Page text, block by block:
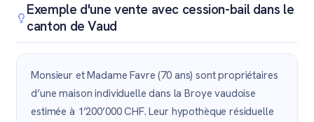
Exemple d'une vente avec cession-bail dans le
canton de Vaud
Monsieur et Madame Favre (70 ans) sont propriétaires
d’une maison individuelle dans la Broye vaudoise
estimée à 1’200’000 CHF. Leur hypothèque résiduelle